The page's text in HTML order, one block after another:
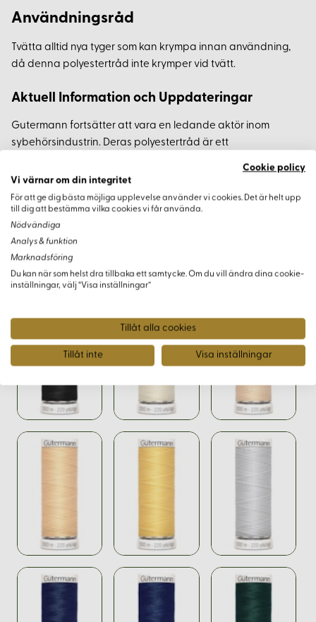
Användningsråd
Tvätta alltid nya tyger som kan krympa innan användning,
då denna polyestertråd inte krymper vid tvätt.
Aktuell Information och Uppdateringar
Gutermann fortsätter att vara en ledande aktör inom
sybehörsindustrin. Deras polyestertråd är ett
kvalitet och hållbarhet. Oavsett om du syr kläder,
hemtextilier eller dekorationer, är denna tråd ett pålitligt val.
Varianter
Cookie policy
Vi värnar om din integritet
För att ge dig bästa möjliga upplevelse använder vi cookies. Det är helt upp
till dig att bestämma vilka cookies vi får använda.
Nödvändiga
Analys & funktion
Marknadsföring
Du kan när som helst dra tillbaka ett samtycke. Om du vill ändra dina cookie-
inställningar, välj “Visa inställningar”
Tillåt alla cookies
Tillåt inte Visa inställningar